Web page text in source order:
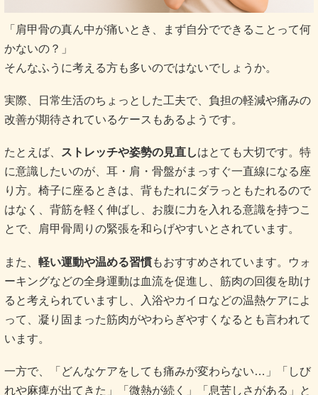
「肩甲骨の真ん中が痛いとき、まず自分でできることって何
かないの？」
そんなふうに考える方も多いのではないでしょうか。
実際、日常生活のちょっとした工夫で、負担の軽減や痛みの
改善が期待されているケースもあるようです。
たとえば、 ストレッチや姿勢の見直しはとても大切です。特
に意識したいのが、耳・肩・骨盤がまっすぐ一直線になる座
り方。椅子に座るときは、背もたれにダラっともたれるので
はなく、背筋を軽く伸ばし、お腹に力を入れる意識を持つこ
とで、肩甲骨周りの緊張を和らげやすいとされています。
また、 軽い運動や温める習慣もおすすめされています。ウォ
ーキングなどの全身運動は血流を促進し、筋肉の回復を助け
ると考えられていますし、入浴やカイロなどの温熱ケアによ
って、凝り固まった筋肉がやわらぎやすくなるとも言われて
います。
一方で、「どんなケアをしても痛みが変わらない…」「しび
れや麻痺が出てきた」「微熱が続く」「息苦しさがある」と